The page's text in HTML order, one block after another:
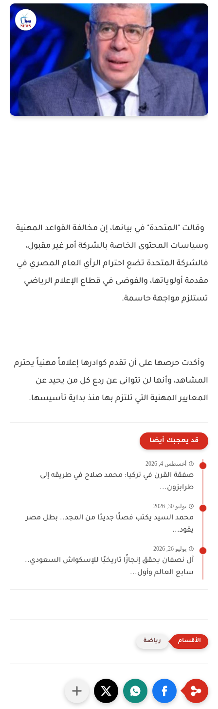
وقالت "المتحدة" في بيانها، إن مخالفة القواعد المهنية
وسياسات المحتوى الخاصة بالشركة أمر غير مقبول،
فالشركة المتحدة تضع احترام الرأي العام المصري في
مقدمة أولوياتها، والفوضى في قطاع الإعلام الرياضي
تستلزم مواجهة حاسمة.
وأكدت حرصها على أن تقدم كوادرها إعلاماً مهنياً يحترم
المشاهد، وأنها لن تتوانى عن ردع كل من يحيد عن
المعايير المهنية التي تلتزم بها منذ بداية تأسيسها.
قد يعجبك أيضا
أغسطس 4, 2026
صفقة القرن في تركيا: محمد صلاح في طريقه إلى
طرابزون...
يوليو 30, 2026
محمد السيد يكتب فصلًا جديدًا من المجد.. بطل مصر
يقود...
يوليو 26, 2026
آل نصفان يحقق إنجازًا تاريخيًا للإسكواش السعودي..
سابع العالم وأول...
رياضة